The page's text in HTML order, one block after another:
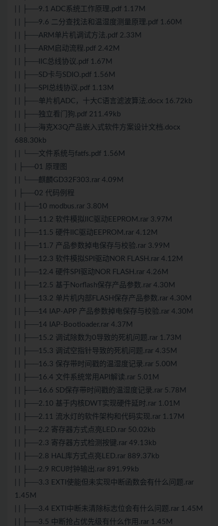
| | ├──9.1 ADC系统工作原理.pdf 1.17M
| | ├──9.6 二分查找法和温湿度测量原理.pdf 1.60M
| | ├──ARM单片机调试方法.pdf 2.33M
| | ├──ARM启动流程.pdf 2.42M
| | ├──IIC总线协议.pdf 1.67M
| | ├──SD卡与SDIO.pdf 1.56M
| | ├──SPI总线协议.pdf 1.13M
| | ├──单片机ADC，十大C语言滤波算法.docx 16.72kb
| | ├──独立看门狗.pdf 211.49kb
| | ├──海克X3Q产品嵌入式软件方案设计文档.docx
688.30kb
| | └──文件系统与fatfs.pdf 1.56M
| ├──01 原理图
| | └──麒麟GD32F303.rar 4.09M
| ├──02 代码例程
| | ├──10 modbus.rar 3.80M
| | ├──11.2 软件模拟IIC驱动EEPROM.rar 3.97M
| | ├──11.5 硬件IIC驱动EEPROM.rar 4.12M
| | ├──11.7 产品参数掉电保存与校验.rar 3.99M
| | ├──12.3 软件模拟SPI驱动NOR FLASH.rar 4.12M
| | ├──12.4 硬件SPI驱动NOR FLASH.rar 4.26M
| | ├──12.5 基于Norflash保存产品参数.rar 4.30M
| | ├──13.2 单片机内部FLASH保存产品参数.rar 4.30M
| | ├──14 IAP-APP 产品参数掉电保存与校验.rar 4.30M
| | ├──14 IAP-Bootloader.rar 4.37M
| | ├──15.2 调试除数为0导致的死机问题.rar 1.73M
| | ├──15.3 调试空指针导致的死机问题.rar 4.35M
| | ├──16.3 保存带时间戳的温湿度记录.rar 5.00M
| | ├──16.4 文件系统常用API解读.rar 5.01M
| | ├──16.6 SD保存带时间戳的温湿度记录.rar 5.78M
| | ├──2.10 基于内核DWT实现硬件延时.rar 1.01M
| | ├──2.11 流水灯的软件架构和代码实现.rar 1.17M
| | ├──2.2 寄存器方式点亮LED.rar 50.02kb
| | ├──2.3 寄存器方式检测按键.rar 49.13kb
| | ├──2.8 HAL库方式点亮LED.rar 889.37kb
| | ├──2.9 RCU时钟输出.rar 891.99kb
| | ├──3.3 EXTI使能但未实现中断函数会有什么问题.rar
1.45M
| | ├──3.4 EXTI中断未清除标志位会有什么问题.rar 1.45M
| | ├──3.5 中断抢占优先级有什么作用.rar 1.45M